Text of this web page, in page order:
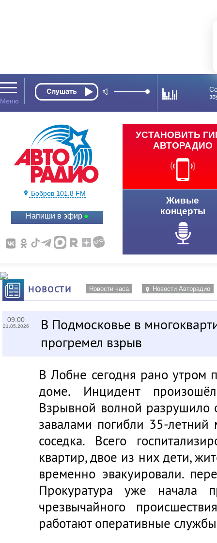
Бобров 101.8 FM
Напиши в эфир
УСТАНОВИТЬ
АВТОРАДИО
Живые
концерты
НОВОСТИ Новости часа Новости Авторадио
09:00
21.05.2026
В Подмосковье в
прогремел взрыв
В Лобне сегодня рано утром
доме. Инцидент
Взрывной волной
завалами погибли 35-
соседка. Всего
квартир, двое из них дети,
временно эвакуировали.
Прокуратура уже начала
чрезвычайного
работают оперативные